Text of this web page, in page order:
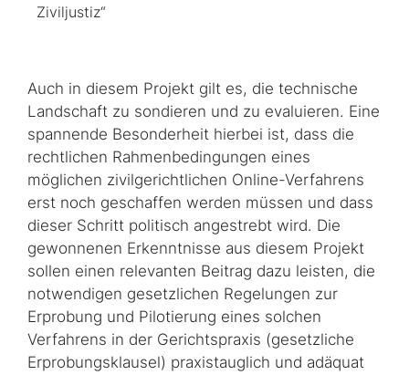
Ziviljustiz“
Auch in diesem Projekt gilt es, die technische
Landschaft zu sondieren und zu evaluieren. Eine
spannende Besonderheit hierbei ist, dass die
rechtlichen Rahmenbedingungen eines
möglichen zivilgerichtlichen Online-Verfahrens
erst noch geschaffen werden müssen und dass
dieser Schritt politisch angestrebt wird. Die
gewonnenen Erkenntnisse aus diesem Projekt
sollen einen relevanten Beitrag dazu leisten, die
notwendigen gesetzlichen Regelungen zur
Erprobung und Pilotierung eines solchen
Verfahrens in der Gerichtspraxis (gesetzliche
Erprobungsklausel) praxistauglich und adäquat